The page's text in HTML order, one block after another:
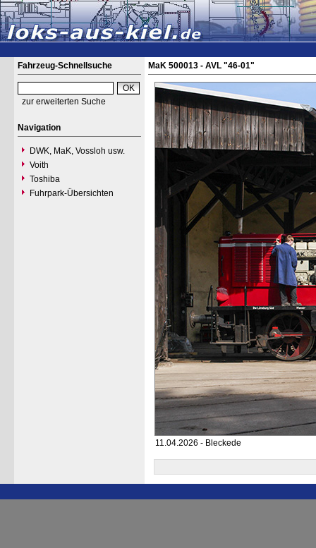
Fahrzeug-Schnellsuche
zur erweiterten Suche
Navigation
DWK, MaK, Vossloh usw.
Voith
Toshiba
Fuhrpark-Übersichten
MaK 500013 - AVL "46-01"
11.04.2026 - Bleckede